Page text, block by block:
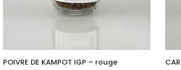
IGP – rouge CARDAMOME